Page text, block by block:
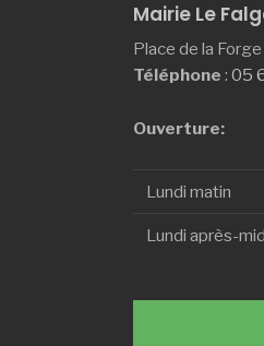
Mairie Le
Place de la Forge
Téléphone : 05
Ouverture:
Lundi matin
Lundi après-